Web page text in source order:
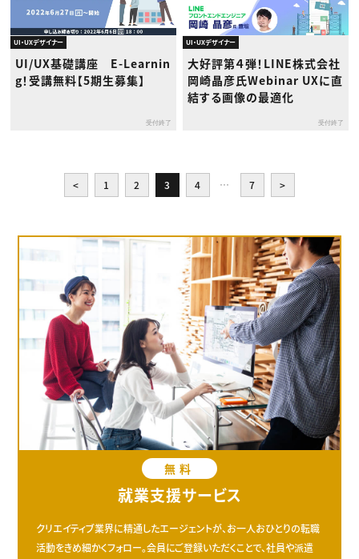
UI・UXデザイナー
UI/UX基礎講座 E-Learnin
g！受講無料【5期生募集】
受付終了
UI・UXデザイナー
大好評第４弾！LINE株式会社
岡崎晶彦氏Webinar UXに直
結する画像の最適化
受付終了
< 1 2 3 4 … 7 >
無料
就業支援サービス
クリエイティブ業界に精通したエージェントが、お一人おひとりの転職
活動をきめ細かくフォロー。会員にご登録いただくことで、社員や派遣